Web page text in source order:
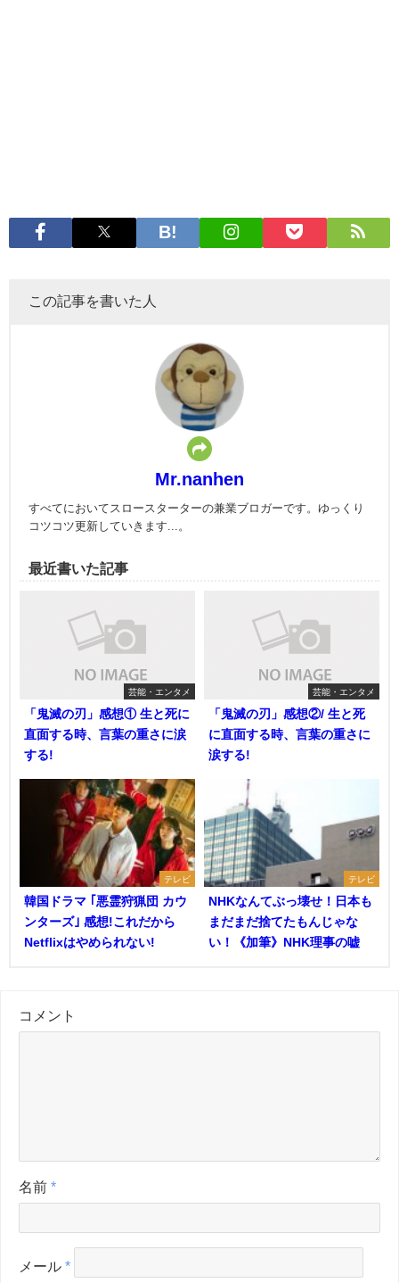
この記事を書いた人
Mr.nanhen
すべてにおいてスロースターターの兼業ブロガーです。ゆっくり
コツコツ更新していきます...。
最近書いた記事
芸能・エンタメ
「鬼滅の刃」感想① 生と死に
直面する時、言葉の重さに涙
する!
芸能・エンタメ
「鬼滅の刃」感想②/ 生と死
に直面する時、言葉の重さに
涙する!
テレビ
韓国ドラマ ｢悪霊狩猟団 カウ
ンターズ｣ 感想!これだから
Netflixはやめられない!
テレビ
NHKなんてぶっ壊せ！日本も
まだまだ捨てたもんじゃな
い！《加筆》NHK理事の嘘
コメント
名前 *
メール *